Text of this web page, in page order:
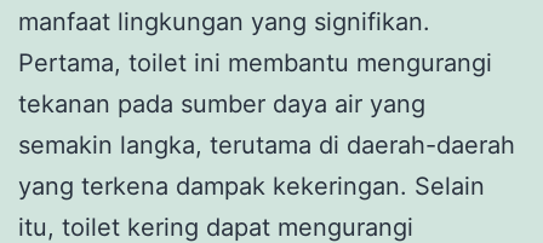
manfaat lingkungan yang signifikan.
Pertama, toilet ini membantu mengurangi
tekanan pada sumber daya air yang
semakin langka, terutama di daerah-daerah
yang terkena dampak kekeringan. Selain
itu, toilet kering dapat mengurangi